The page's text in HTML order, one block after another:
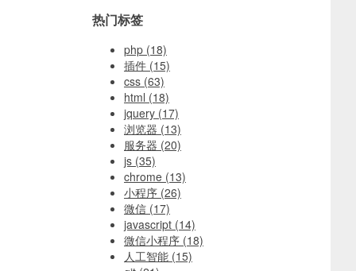
热门标签
php (18)
插件 (15)
css (63)
html (18)
jquery (17)
浏览器 (13)
服务器 (20)
js (35)
chrome (13)
小程序 (26)
微信 (17)
javascript (14)
微信小程序 (18)
人工智能 (15)